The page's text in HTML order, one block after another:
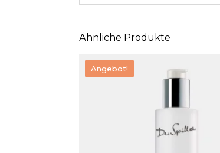
Ähnliche Produkte
Angebot!